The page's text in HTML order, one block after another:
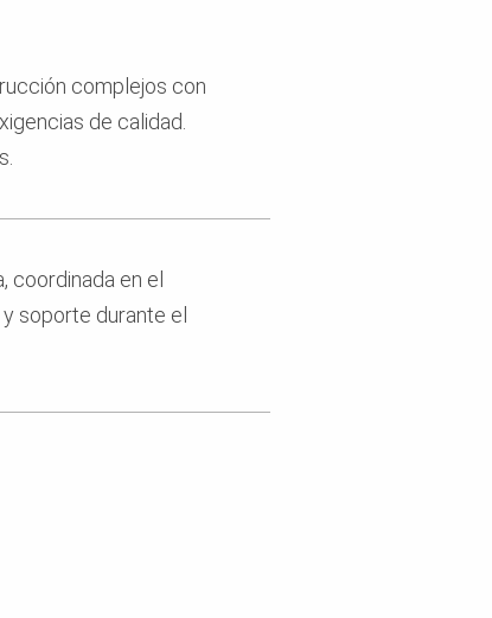
complejos con
de calidad.
coordinada en el
soporte durante el